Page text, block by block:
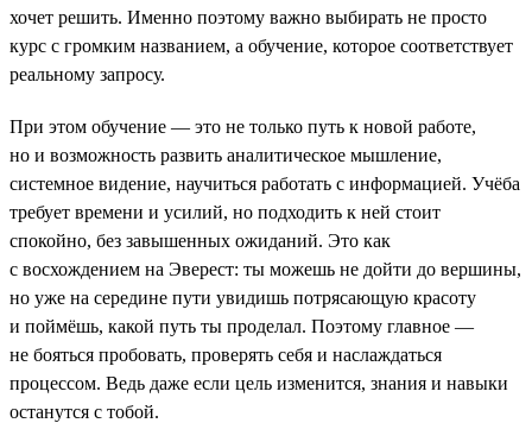
хочет решить. Именно поэтому важно выбирать не просто
курс с громким названием, а обучение, которое соответствует
реальному запросу.
При этом обучение — это не только путь к новой работе,
но и возможность развить аналитическое мышление,
системное видение, научиться работать с информацией. Учёба
требует времени и усилий, но подходить к ней стоит
спокойно, без завышенных ожиданий. Это как
с восхождением на Эверест: ты можешь не дойти до вершины,
но уже на середине пути увидишь потрясающую красоту
и поймёшь, какой путь ты проделал. Поэтому главное —
не бояться пробовать, проверять себя и наслаждаться
процессом. Ведь даже если цель изменится, знания и навыки
останутся с тобой.